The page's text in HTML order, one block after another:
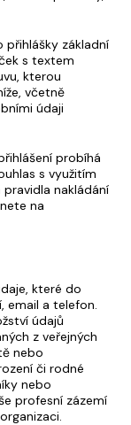
přihlášky základní
s textem
kterou
včetně
údaji
probíhá
s využitím
nakládání
na
které do
email a telefon.
údajů
z veřejných
nebo
či rodné
nebo
profesní zázemí